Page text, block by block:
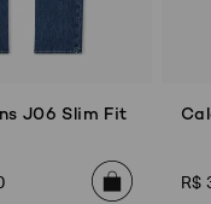
J06 Slim Fit
R$